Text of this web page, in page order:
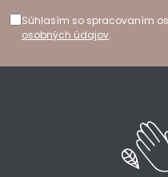
Súhlasím so spracovaním
osobných údajov.